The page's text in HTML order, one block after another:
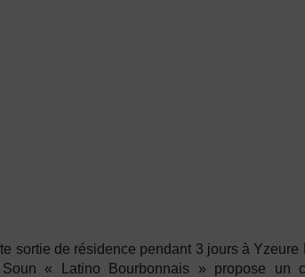
sortie de résidence pendant 3 jours à Yzeure
Soun « Latino Bourbonnais » propose un